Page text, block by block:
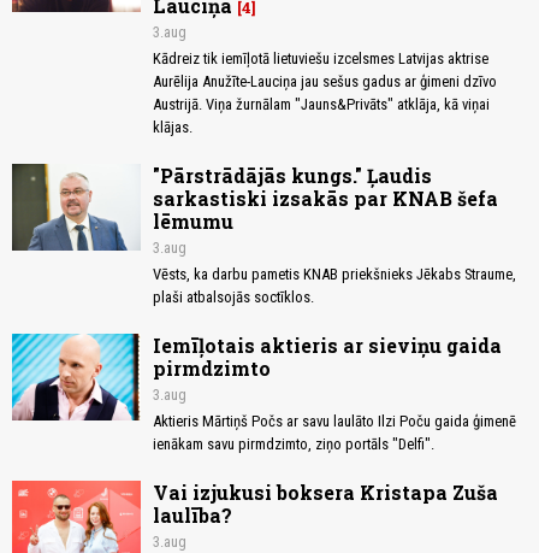
Lauciņa 4
3.aug
Kādreiz tik iemīļotā lietuviešu izcelsmes Latvijas aktrise
Aurēlija Anužīte-Lauciņa jau sešus gadus ar ģimeni dzīvo
Austrijā. Viņa žurnālam "Jauns&Privāts" atklāja, kā viņai
klājas.
"Pārstrādājās kungs." Ļaudis
sarkastiski izsakās par KNAB šefa
lēmumu
3.aug
Vēsts, ka darbu pametis KNAB priekšnieks Jēkabs Straume,
plaši atbalsojās soctīklos.
Iemīļotais aktieris ar sieviņu gaida
pirmdzimto
3.aug
Aktieris Mārtiņš Počs ar savu laulāto Ilzi Poču gaida ģimenē
ienākam savu pirmdzimto, ziņo portāls "Delfi".
Vai izjukusi boksera Kristapa Zuša
laulība?
3.aug